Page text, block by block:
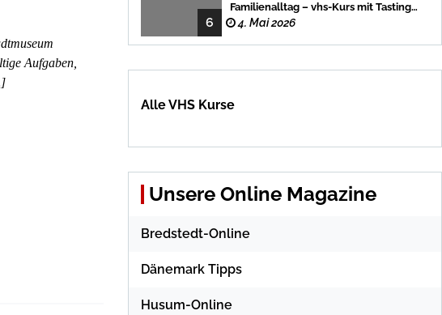
Aufgaben,
6
Familienalltag – vhs-Kurs mit Tasting
und einfachen DIY-Rezepten
4. Mai 2026
Alle VHS Kurse
Unsere Online Magazine
Bredstedt-Online
Dänemark Tipps
Husum-Online